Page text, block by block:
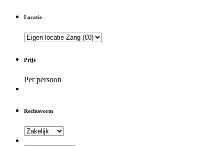
Locatie
Prijs
Per persoon
Rechtsvorm